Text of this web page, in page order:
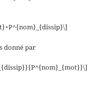
donné par